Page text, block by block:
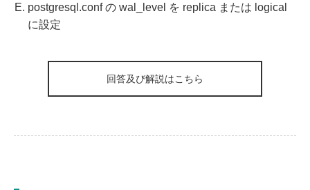
postgresql.conf の wal_level を replica または logical
に設定
回答及び解説はこちら